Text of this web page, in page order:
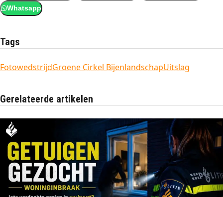
Whatsapp
Tags
FotowedstrijdGroene Cirkel BijenlandschapUitslag
Gerelateerde artikelen